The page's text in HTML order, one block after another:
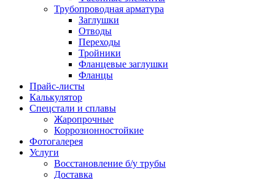
Трубопроводная арматура
Заглушки
Отводы
Переходы
Тройники
Фланцевые заглушки
Фланцы
Прайс-листы
Калькулятор
Спецстали и сплавы
Жаропрочные
Коррозионностойкие
Фотогалерея
Услуги
Восстановление б/у трубы
Доставка